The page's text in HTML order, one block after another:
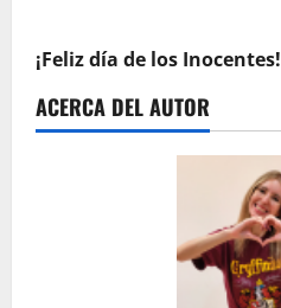
¡Feliz día de los Inocentes!
ACERCA DEL AUTOR